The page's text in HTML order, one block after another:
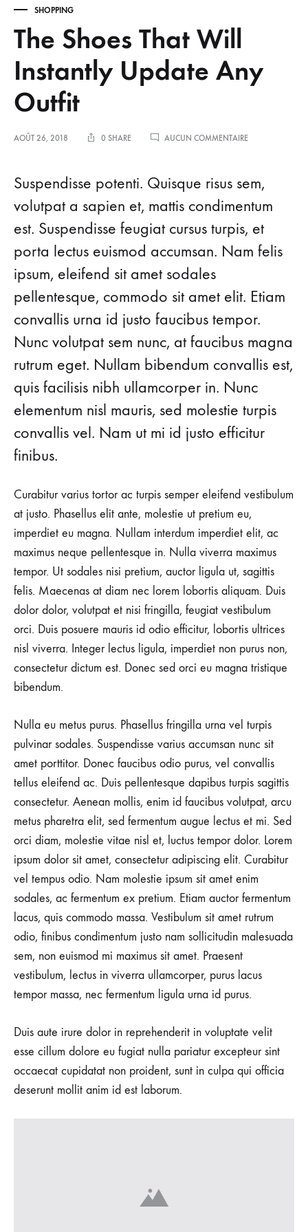
SHOPPING
The Shoes That Will
Instantly Update Any
Outfit
AOÛT 26, 2018 0 SHARE AUCUN COMMENTAIRESUR
WILL
UPDATE
ANY
OUTFIT
Suspendisse potenti. Quisque risus sem,
volutpat a sapien et, mattis condimentum
est. Suspendisse feugiat cursus turpis, et
porta lectus euismod accumsan. Nam felis
ipsum, eleifend sit amet sodales
pellentesque, commodo sit amet elit. Etiam
convallis urna id justo faucibus tempor.
Nunc volutpat sem nunc, at faucibus magna
rutrum eget. Nullam bibendum convallis est,
quis facilisis nibh ullamcorper in. Nunc
elementum nisl mauris, sed molestie turpis
convallis vel. Nam ut mi id justo efficitur
finibus.
Curabitur varius tortor ac turpis semper eleifend vestibulum
at justo. Phasellus elit ante, molestie ut pretium eu,
imperdiet eu magna. Nullam interdum imperdiet elit, ac
maximus neque pellentesque in. Nulla viverra maximus
tempor. Ut sodales nisi pretium, auctor ligula ut, sagittis
felis. Maecenas at diam nec lorem lobortis aliquam. Duis
dolor dolor, volutpat et nisi fringilla, feugiat vestibulum
orci. Duis posuere mauris id odio efficitur, lobortis ultrices
nisl viverra. Integer lectus ligula, imperdiet non purus non,
consectetur dictum est. Donec sed orci eu magna tristique
bibendum.
Nulla eu metus purus. Phasellus fringilla urna vel turpis
pulvinar sodales. Suspendisse varius accumsan nunc sit
amet porttitor. Donec faucibus odio purus, vel convallis
tellus eleifend ac. Duis pellentesque dapibus turpis sagittis
consectetur. Aenean mollis, enim id faucibus volutpat, arcu
metus pharetra elit, sed fermentum augue lectus et mi. Sed
orci diam, molestie vitae nisl et, luctus tempor dolor. Lorem
ipsum dolor sit amet, consectetur adipiscing elit. Curabitur
vel tempus odio. Nam molestie ipsum sit amet enim
sodales, ac fermentum ex pretium. Etiam auctor fermentum
lacus, quis commodo massa. Vestibulum sit amet rutrum
odio, finibus condimentum justo nam sollicitudin malesuada
sem, non euismod mi maximus sit amet. Praesent
vestibulum, lectus in viverra ullamcorper, purus lacus
tempor massa, nec fermentum ligula urna id purus.
Duis aute irure dolor in reprehenderit in voluptate velit
esse cillum dolore eu fugiat nulla pariatur excepteur sint
occaecat cupidatat non proident, sunt in culpa qui officia
deserunt mollit anim id est laborum.